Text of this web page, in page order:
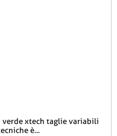
è...